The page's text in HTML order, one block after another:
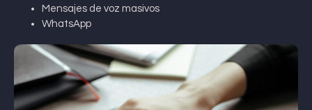
Mensajes de voz masivos
WhatsApp